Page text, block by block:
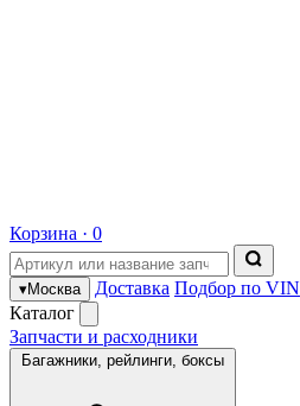
Корзина · 0
▾Москва Доставка Подбор по VIN
Каталог
Запчасти и расходники
Багажники, рейлинги, боксы